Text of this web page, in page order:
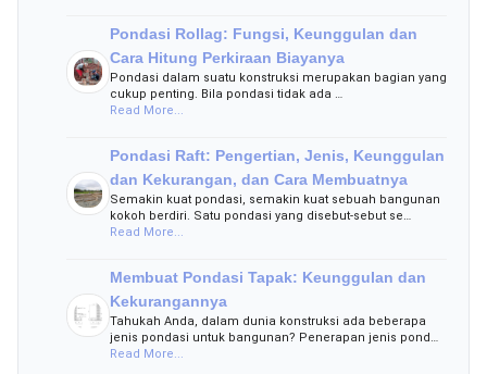
Pondasi Rollag: Fungsi, Keunggulan dan
Cara Hitung Perkiraan Biayanya
Pondasi dalam suatu konstruksi merupakan bagian yang
cukup penting. Bila pondasi tidak ada …
Read More...
Pondasi Raft: Pengertian, Jenis, Keunggulan
dan Kekurangan, dan Cara Membuatnya
Semakin kuat pondasi, semakin kuat sebuah bangunan
kokoh berdiri. Satu pondasi yang disebut-sebut se…
Read More...
Membuat Pondasi Tapak: Keunggulan dan
Kekurangannya
Tahukah Anda, dalam dunia konstruksi ada beberapa
jenis pondasi untuk bangunan? Penerapan jenis pond…
Read More...